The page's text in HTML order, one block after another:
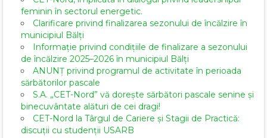
feminin în sectorul energetic.
Clarificare privind finalizarea sezonului de încălzire în
municipiul Bălți
Informație privind condițiile de finalizare a sezonului
de încălzire 2025–2026 în municipiul Bălți
ANUNȚ privind programul de activitate în perioada
sărbătorilor pascale
S.A. „CET-Nord” vă dorește sărbători pascale senine și
binecuvântate alături de cei dragi!
CET-Nord la Târgul de Cariere și Stagii de Practică:
discuții cu studenții USARB